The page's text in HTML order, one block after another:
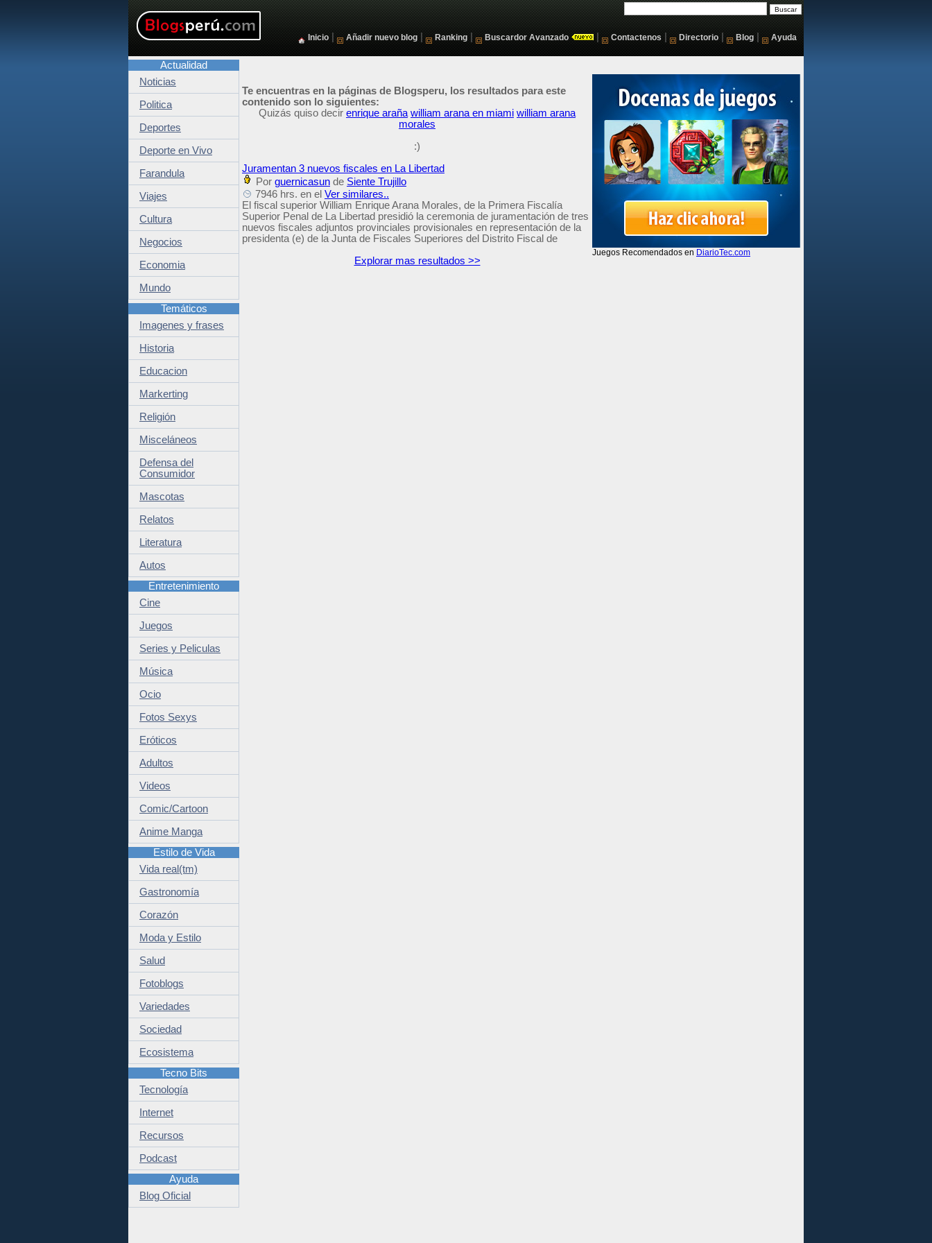
Inicio Añadir nuevo blog Ranking Buscardor Avanzado Contactenos Directorio Blog Ayuda
Te encuentras en la páginas de Blogsperu, los resultados para este
contenido son lo siguientes:
Quizás quiso decir enrique araña william arana en miami william arana
morales
:)
Juramentan 3 nuevos fiscales en La Libertad
Por guernicasun de Siente Trujillo
7946 hrs. en el Ver similares..
El fiscal superior William Enrique Arana Morales, de la Primera Fiscalía
Superior Penal de La Libertad presidió la ceremonia de juramentación de tres
nuevos fiscales adjuntos provinciales provisionales en representación de la
presidenta (e) de la Junta de Fiscales Superiores del Distrito Fiscal de
Explorar mas resultados >>
Actualidad
Noticias
Politica
Deportes
Deporte en Vivo
Farandula
Viajes
Cultura
Negocios
Economia
Mundo
Temáticos
Imagenes y frases
Historia
Educacion
Markerting
Religión
Misceláneos
Defensa del
Consumidor
Mascotas
Relatos
Literatura
Autos
Entretenimiento
Cine
Juegos
Series y Peliculas
Música
Ocio
Fotos Sexys
Eróticos
Adultos
Videos
Comic/Cartoon
Anime Manga
Estilo de Vida
Vida real(tm)
Gastronomía
Corazón
Moda y Estilo
Salud
Fotoblogs
Variedades
Sociedad
Ecosistema
Tecno Bits
Tecnología
Internet
Recursos
Podcast
Ayuda
Blog Oficial